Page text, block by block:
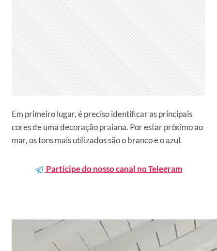
Em primeiro lugar, é preciso identificar as principais
cores de uma decoração praiana. Por estar próximo ao
mar, os tons mais utilizados são o branco e o azul.
Participe do nosso canal no Telegram